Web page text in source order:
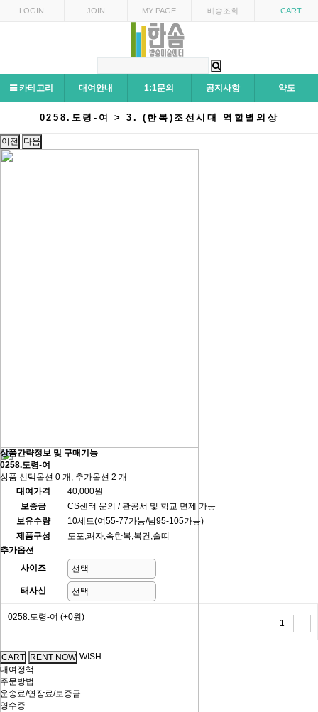
LOGIN JOIN MY PAGE 배송조회 CART
카테고리 대여안내 1:1문의 공지사항 약도
0258.도령-여 > 3. (한복)조선시대 역할별의상
이전 다음
상품간략정보 및 구매기능
0258.도령-여
상품 선택옵션 0 개, 추가옵션 2 개
대여가격
40,000원
보증금
CS센터 문의 / 관공서 및 학교 면제 가능
보유수량
10세트(여55-77가능/남95-105가능)
제품구성
도포,쾌자,속한복,복건,술띠
추가옵션
사이즈
태사신
0258.도령-여 (+0원)
WISH
대여정책
주문방법
운송료/연장료/보증금
영수증